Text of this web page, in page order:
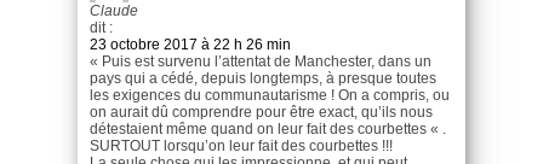
Claude
dit :
23 octobre 2017 à 22 h 26 min
« Puis est survenu l’attentat de Manchester, dans un
pays qui a cédé, depuis longtemps, à presque toutes
les exigences du communautarisme ! On a compris, ou
on aurait dû comprendre pour être exact, qu’ils nous
détestaient même quand on leur fait des courbettes « .
SURTOUT lorsqu’on leur fait des courbettes !!!